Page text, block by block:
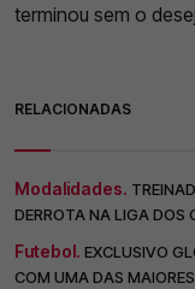
terminou sem o
RELACIONADAS
Modalidades.
DERROTA NA LIGA DOS
Futebol. EXCLUSIVO
COM UMA DAS